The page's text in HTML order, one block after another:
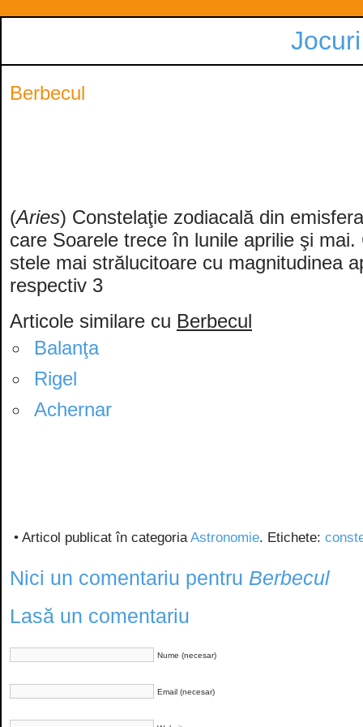
Berbecul
(Aries) Constelaţie zodiacală din
care Soarele trece în lunile aprilie şi mai.
stele mai strălucitoare cu magnitudinea
respectiv 3
Articole similare cu Berbecul
Balanţa
Rigel
Achernar
• Articol publicat în categoriaAstronomie. Etichete:
Nici un comentariu pentru Berbecul
Lasă un comentariu
Nume (necesar)
Email (necesar)